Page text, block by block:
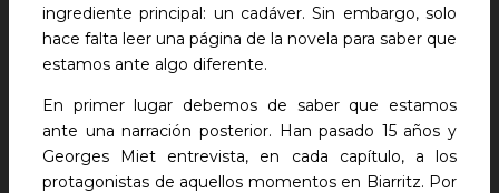
ingrediente principal: un cadáver. Sin embargo, solo
hace falta leer una página de la novela para saber que
estamos ante algo diferente.
En primer lugar debemos de saber que estamos
ante una narración posterior. Han pasado 15 años y
Georges Miet entrevista, en cada capítulo, a los
protagonistas de aquellos momentos en Biarritz. Por